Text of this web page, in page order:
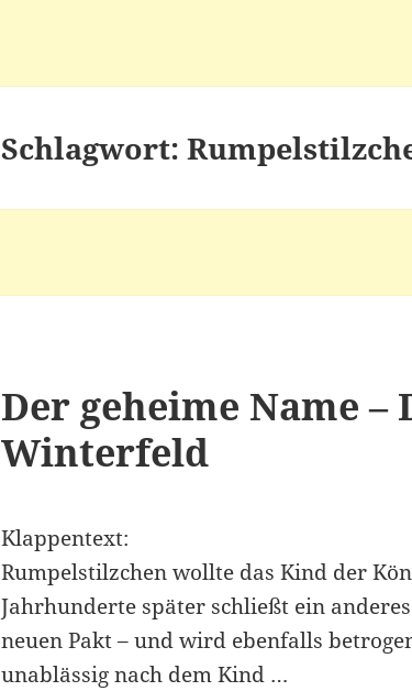
Schlagwort:
Der geheime Name –
Winterfeld
Klappentext:
Rumpelstilzchen wollte das Kind der
Jahrhunderte später schließt ein
neuen Pakt – und wird ebenfalls
unablässig nach dem Kind …